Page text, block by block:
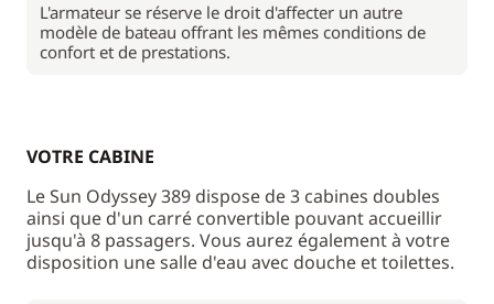
L'armateur se réserve le droit d'affecter un autre
modèle de bateau offrant les mêmes conditions de
confort et de prestations.
VOTRE CABINE
Le Sun Odyssey 389 dispose de 3 cabines doubles
ainsi que d'un carré convertible pouvant accueillir
jusqu'à 8 passagers. Vous aurez également à votre
disposition une salle d'eau avec douche et toilettes.